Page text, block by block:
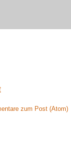
zum Post (Atom)